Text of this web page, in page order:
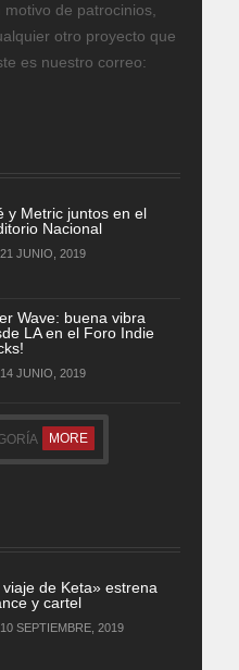
de patrocinios,
otro proyecto que
es nuestro correo:
y Metric juntos en el
Nacional
21 JUNIO, 2019
Wave: buena vibra
LA en el Foro Indie
14 JUNIO, 2019
MORE
viaje de Keta» estrena
y cartel
10 SEPTIEMBRE, 2019